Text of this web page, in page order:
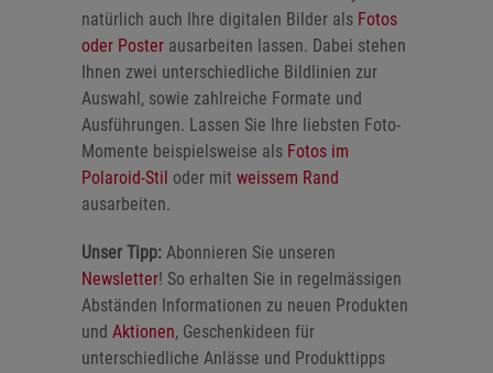
natürlich auch Ihre digitalen Bilder als Fotos
oder Poster ausarbeiten lassen. Dabei stehen
Ihnen zwei unterschiedliche Bildlinien zur
Auswahl, sowie zahlreiche Formate und
Ausführungen. Lassen Sie Ihre liebsten Foto-
Momente beispielsweise als Fotos im
Polaroid-Stil oder mit weissem Rand
ausarbeiten.
Unser Tipp: Abonnieren Sie unseren
Newsletter! So erhalten Sie in regelmässigen
Abständen Informationen zu neuen Produkten
und Aktionen, Geschenkideen für
unterschiedliche Anlässe und Produkttipps